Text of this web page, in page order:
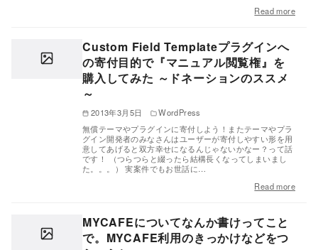
Read more
Custom Field Templateプラグインへ
の寄付目的で『マニュアル閲覧権』を
購入してみた ～ドネーションのススメ
～
2013年3月5日
WordPress
無償テーマやプラグインに寄付しよう！またテーマやプラ
グイン開発者のみなさんはユーザーが寄付しやすい形を用
意してあげると双方幸せになるんじゃないかなー？って話
です！ （つらつらと綴ったら結構長くなってしまいまし
た。。。） 実案件でもお世話に…
Read more
MYCAFEについてなんか書けってこと
で。MYCAFE利用のきっかけなどをつ